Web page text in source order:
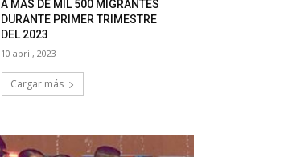
A MÁS DE MIL 500 MIGRANTES
DURANTE PRIMER TRIMESTRE
DEL 2023
10 abril, 2023
Cargar más